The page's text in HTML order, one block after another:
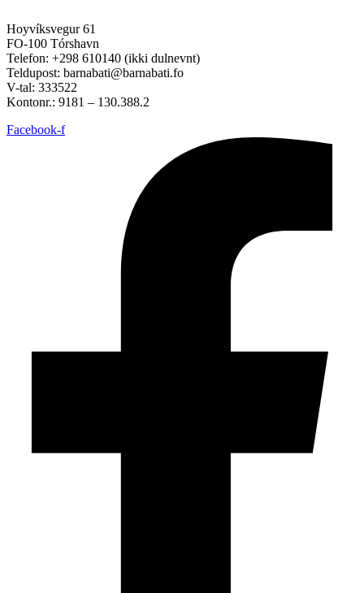
Hoyvíksvegur 61
FO-100 Tórshavn
Telefon: +298 610140 (ikki dulnevnt)
Teldupost: barnabati@barnabati.fo
V-tal: 333522
Kontonr.: 9181 – 130.388.2
Facebook-f